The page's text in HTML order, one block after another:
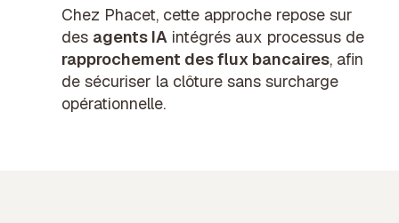
Chez Phacet, cette approche repose sur
des agents IA intégrés aux processus de
rapprochement des flux bancaires, afin
de sécuriser la clôture sans surcharge
opérationnelle.